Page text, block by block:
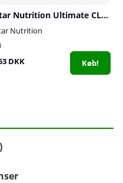
Star Nutrition Ultimate CLA, 90 caps
Nutrition
DKK Køb!
)